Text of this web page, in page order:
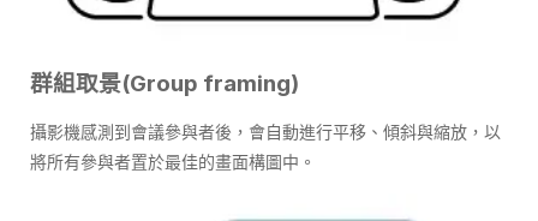
群組取景(Group framing)
攝影機感測到會議參與者後，會自動進行平移、傾斜與縮放，以
將所有參與者置於最佳的畫面構圖中。